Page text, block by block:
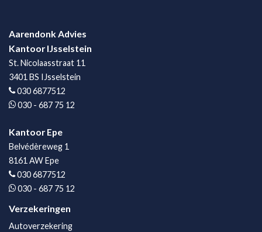
Aarendonk Advies
Kantoor IJsselstein
St. Nicolaasstraat 11
3401 BS IJsselstein
030 6877512
030 - 687 75 12
Kantoor Epe
Belvédèreweg 1
8161 AW Epe
030 6877512
030 - 687 75 12
Verzekeringen
Autoverzekering